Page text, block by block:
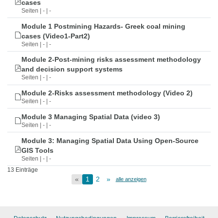
cases
Seiten | - | -
Module 1 Postmining Hazards- Greek coal mining
cases (Video1-Part2)
Seiten | - | -
Module 2-Post-mining risks assessment methodology
and decision support systems
Seiten | - | -
Module 2-Risks assessment methodology (Video 2)
Seiten | - | -
Module 3 Managing Spatial Data (video 3)
Seiten | - | -
Module 3: Managing Spatial Data Using Open-Source
GIS Tools
Seiten | - | -
13 Einträge
« 1 2 » alle anzeigen